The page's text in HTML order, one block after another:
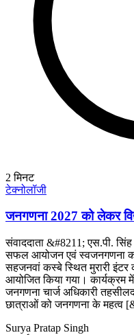
2 मिनट
टेक्नोलॉजी
जनगणना 2027 को लेकर
संवाददाता &#8211; एस.पी.
सफल आयोजन एवं स्वजनगणना को
सहजनवां कस्बे स्थित मुरारी
आयोजित किया गया। कार्यक्रम
जनगणना चार्ज अधिकारी
छात्राओं को जनगणना के महत्व
Surya Pratap Singh